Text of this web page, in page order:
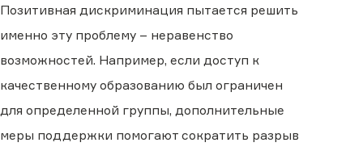
Позитивная дискриминация пытается решить
именно эту проблему – неравенство
возможностей. Например, если доступ к
качественному образованию был ограничен
для определенной группы, дополнительные
меры поддержки помогают сократить разрыв